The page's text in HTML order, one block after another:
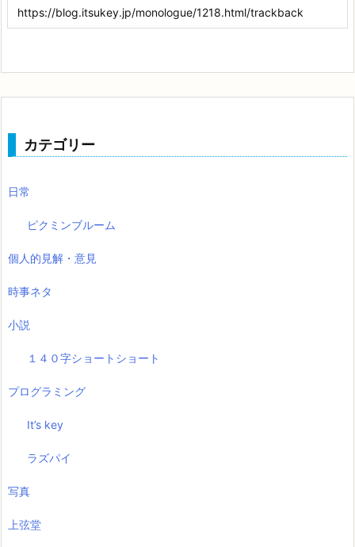
カテゴリー
日常
ピクミンブルーム
個人的見解・意見
時事ネタ
小説
１４０字ショートショート
プログラミング
It’s key
ラズパイ
写真
上弦堂